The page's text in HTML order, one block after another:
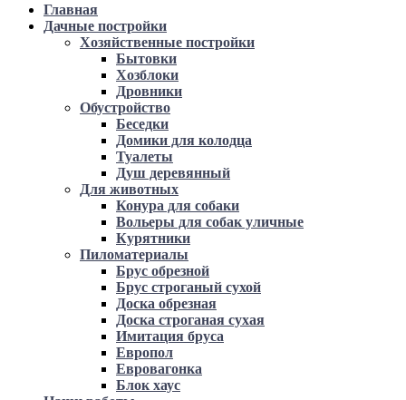
Главная
Дачные постройки
Хозяйственные постройки
Бытовки
Хозблоки
Дровники
Обустройство
Беседки
Домики для колодца
Туалеты
Душ деревянный
Для животных
Конура для собаки
Вольеры для собак уличные
Курятники
Пиломатериалы
Брус обрезной
Брус строганый сухой
Доска обрезная
Доска строганая сухая
Имитация бруса
Европол
Евровагонка
Блок хаус